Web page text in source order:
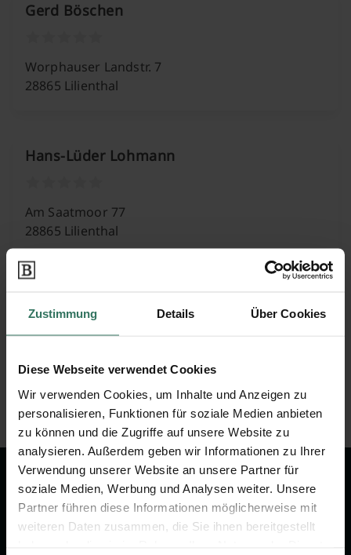
Zustimmung Details Über Cookies
Diese Webseite verwendet Cookies
Wir verwenden Cookies, um Inhalte und Anzeigen zu
personalisieren, Funktionen für soziale Medien anbieten
zu können und die Zugriffe auf unsere Website zu
analysieren. Außerdem geben wir Informationen zu Ihrer
Verwendung unserer Website an unsere Partner für
soziale Medien, Werbung und Analysen weiter. Unsere
Partner führen diese Informationen möglicherweise mit
weiteren Daten zusammen, die Sie ihnen bereitgestellt
Gerd Böschen
Worphauser Landstr. 7
28865 Lilienthal
Hans-Lüder Lohmann
Am Saatmoor 77
28865 Lilienthal
Baumschulen
Am Mühlenberg 51
28865 Lilienthal
Wir sind Ihr Ansprechpartner rund
um das Thema Bestattung &
Vorsorge.